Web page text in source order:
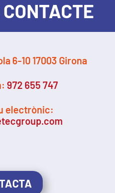
6-10 17003 Girona
972 655 747
electrònic: